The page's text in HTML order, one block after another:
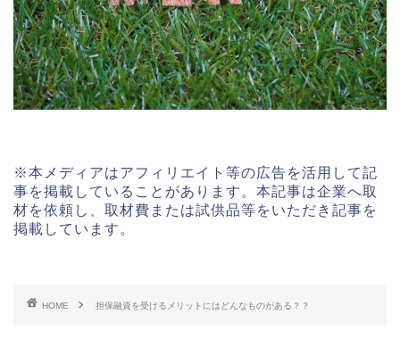
※本メディアはアフィリエイト等の広告を活用して記
事を掲載していることがあります。本記事は企業へ取
材を依頼し、取材費または試供品等をいただき記事を
掲載しています。
HOME 担保融資を受けるメリットにはどんなものがある？？